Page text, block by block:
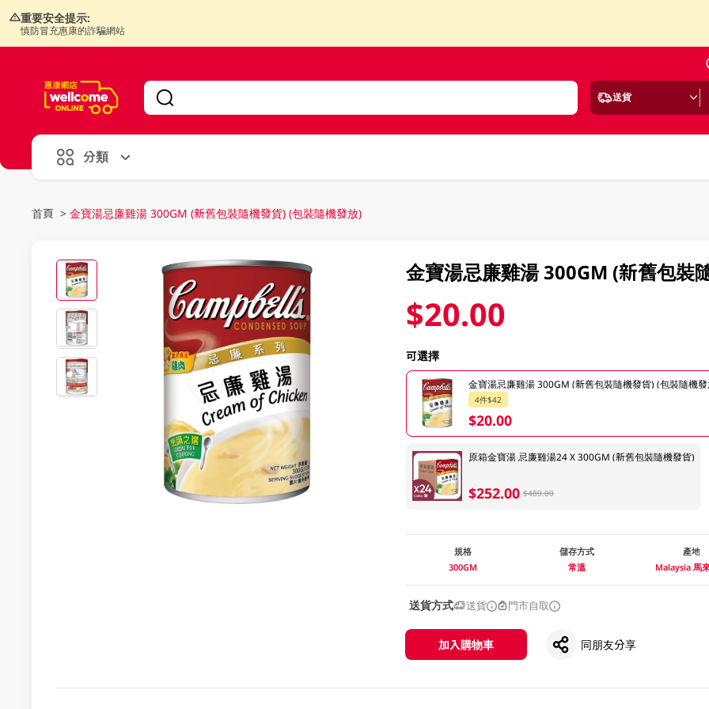
重要安全提示:
慎防冒充惠康的詐騙網站
送貨
分類
首頁 > 金寶湯忌廉雞湯 300GM (新舊包裝隨機發貨) (包裝隨機發放)
金寶湯忌廉雞湯 300GM (新舊包裝
$20.00
可選擇
金寶湯忌廉雞湯 300GM (新舊包裝隨機發貨) (包裝隨機發
4件$42
$20.00
原箱金寶湯 忌廉雞湯24 X 300GM (新舊包裝隨機發貨)
$252.00 $480.00
規格
300GM
儲存方式
常溫
產地
Malaysia 馬
送貨方式 送貨 門市自取
加入購物車 同朋友分享